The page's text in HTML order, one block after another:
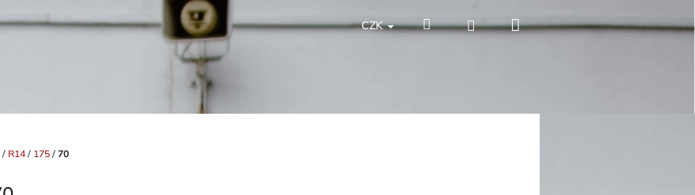
CZK HledatPřihlášeníNákupní
/ R14 / 175 / 70